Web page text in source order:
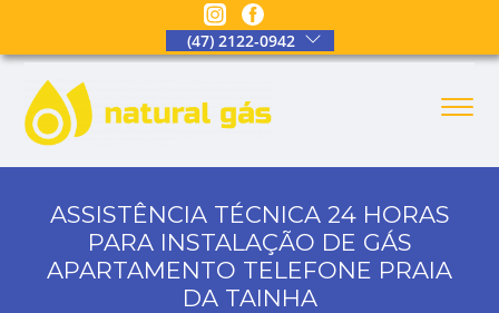
(47) 2122-0942
ASSISTÊNCIA TÉCNICA 24 HORAS
PARA INSTALAÇÃO DE GÁS
APARTAMENTO TELEFONE PRAIA
DA TAINHA